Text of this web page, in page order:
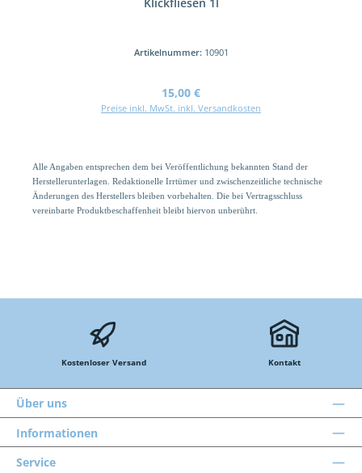
Artikelnummer: 10901
Regulärer Preis:
15,00 €
Preise inkl. MwSt. inkl. Versandkosten
Alle Angaben entsprechen dem bei Veröffentlichung bekannten Stand der
Herstellerunterlagen. Redaktionelle Irrtümer und zwischenzeitliche technische
Änderungen des Herstellers bleiben vorbehalten. Die bei Vertragsschluss
vereinbarte Produktbeschaffenheit bleibt hiervon unberührt.
Kostenloser Versand Kontakt
Über uns
Informationen
Service